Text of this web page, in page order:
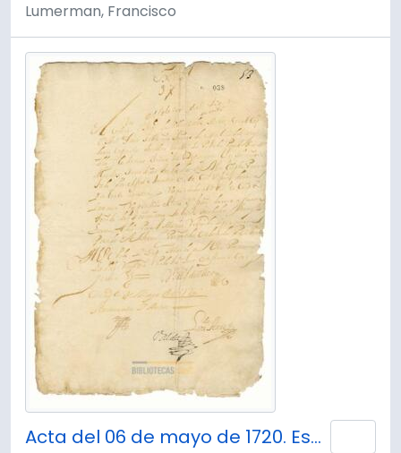
Lumerman, Francisco
Acta del 06 de mayo de 1720. Escrito del Molino del Siego [sic]